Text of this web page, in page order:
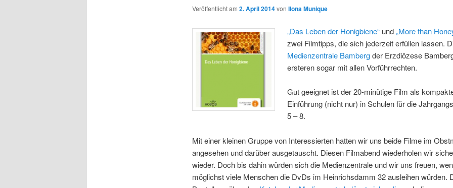
Veröffentlicht am 2. April 2014von Ilona Munique
„Das Leben der Honigbiene“ und„More than
zwei Filmtipps, die sich jederzeit erfüllen lassen.
Medienzentrale Bambergder Erzdiözese
ersteren sogar mit allen Vorführrechten.
Gut geeignet ist der 20-minütige Film als
Einführung (nicht nur) in Schulen für die
5 – 8.
Mit einer kleinen Gruppe von Interessierten hatten wir uns beide Filme im
angesehen und darüber ausgetauscht. Diesen Filmabend wiederholen wir
wieder. Doch bis dahin würden sich die Medienzentrale und wir uns freuen,
möglichst viele Menschen die DvDs im Heinrichsdamm 32 ausleihen würden.